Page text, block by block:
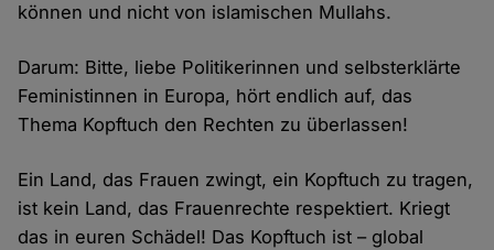
können und nicht von islamischen Mullahs.
Darum: Bitte, liebe Politikerinnen und selbsterklärte
Feministinnen in Europa, hört endlich auf, das
Thema Kopftuch den Rechten zu überlassen!
Ein Land, das Frauen zwingt, ein Kopftuch zu tragen,
ist kein Land, das Frauenrechte respektiert. Kriegt
das in euren Schädel! Das Kopftuch ist – global